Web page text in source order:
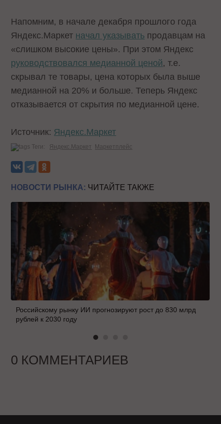
Напомним, в начале декабря прошлого года
Яндекс.Маркет начал указывать продавцам на
«слишком высокие цены». При этом Яндекс
руководствовался медианной ценой, т.е.
скрывал те товары, цена которых была выше
медианной на 20% и больше. Теперь Яндекс
отказывается от скрытия по медианной цене.
Источник: Яндекс.Маркет
Теги: Яндекс.Маркет Маркетплейс
НОВОСТИ РЫНКА: ЧИТАЙТЕ ТАКЖЕ
Российскому рынку ИИ прогнозируют рост до 830 млрд
рублей к 2030 году
0 КОММЕНТАРИЕВ